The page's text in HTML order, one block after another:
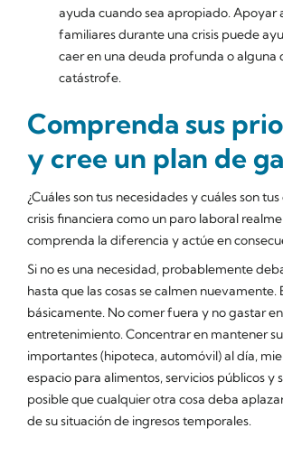
ayuda cuando sea apropiado. Apoyar
familiares durante una crisis puede
caer en una deuda profunda o alguna
catástrofe.
Comprenda sus
y cree un plan de
¿Cuáles son tus necesidades y cuáles son
crisis financiera como un paro laboral
comprenda la diferencia y actúe en
Si no es una necesidad, probablemente
hasta que las cosas se calmen nuevamente.
básicamente. No comer fuera y no gastar en
entretenimiento. Concentrar en mantener
importantes (hipoteca, automóvil) al día,
espacio para alimentos, servicios públicos y
posible que cualquier otra cosa deba
de su situación de ingresos temporales.